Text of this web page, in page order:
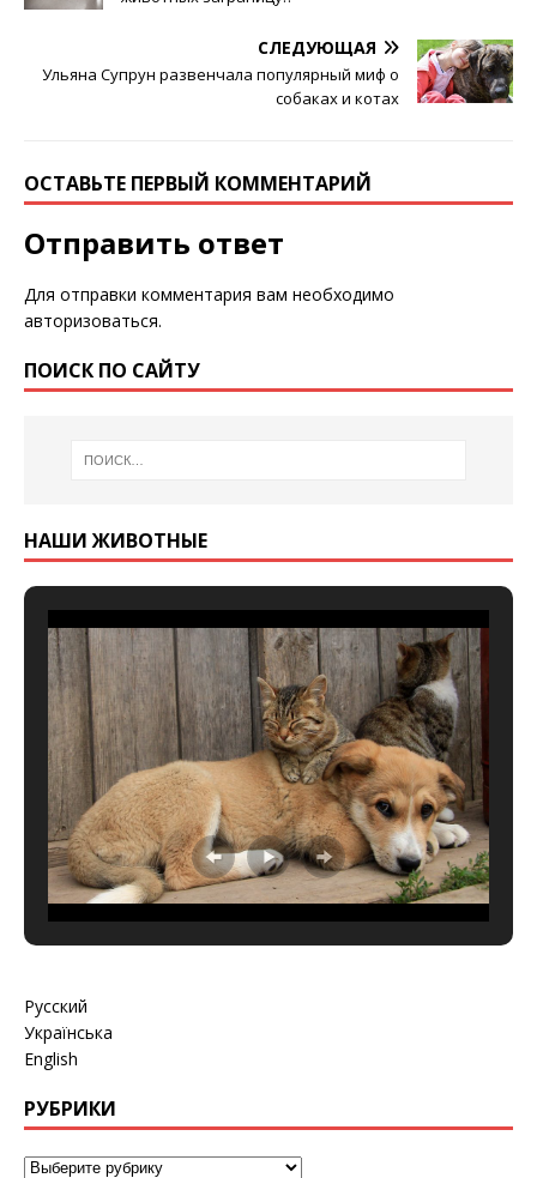
СЛЕДУЮЩАЯ
Ульяна Супрун развенчала популярный миф о
собаках и котах
ОСТАВЬТЕ ПЕРВЫЙ КОММЕНТАРИЙ
Отправить ответ
Для отправки комментария вам необходимо
авторизоваться.
ПОИСК ПО САЙТУ
НАШИ ЖИВОТНЫЕ
Русский
Українська
English
РУБРИКИ